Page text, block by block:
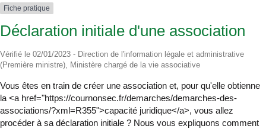
Fiche pratique
Déclaration initiale d'une association
Vérifié le 02/01/2023 - Direction de l'information légale et administrative
(Première ministre), Ministère chargé de la vie associative
Vous êtes en train de créer une association et, pour qu'elle obtienne
la <a href="https://cournonsec.fr/demarches/demarches-des-
associations/?xml=R355">capacité juridique</a>, vous allez
procéder à sa déclaration initiale ? Nous vous expliquons comment